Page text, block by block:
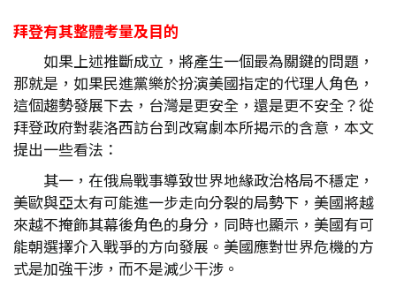
拜登有其整體考量及目的
如果上述推斷成立，將產生一個最為關鍵的問題，
那就是，如果民進黨樂於扮演美國指定的代理人角色，
這個趨勢發展下去，台灣是更安全，還是更不安全？從
拜登政府對裴洛西訪台到改寫劇本所揭示的含意，本文
提出一些看法：
其一，在俄烏戰事導致世界地緣政治格局不穩定，
美歐與亞太有可能進一步走向分裂的局勢下，美國將越
來越不掩飾其幕後角色的身分，同時也顯示，美國有可
能朝選擇介入戰爭的方向發展。美國應對世界危機的方
式是加強干涉，而不是減少干涉。